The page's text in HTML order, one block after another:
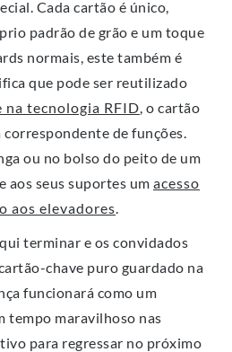
Cada cartão é único,
padrão de grão e um toque
normais, este também é
que pode ser reutilizado
na tecnologia RFID , o cartão
de funções.
ou no bolso do peito de um
aos seus suportes um acesso
aos elevadores
terminar e os convidados
chave puro guardado na
funcionará como um
tempo maravilhoso nas
para regressar no próximo